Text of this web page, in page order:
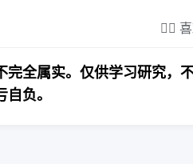
❤️‍🔥
全属实。仅供学习研究，
负。